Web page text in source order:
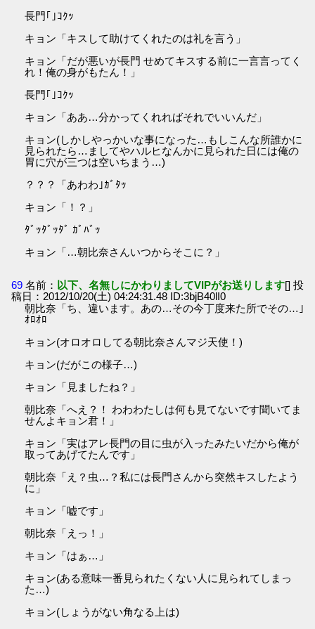
長門｢｣ｺｸｯ
キョン「キスして助けてくれたのは礼を言う」
キョン「だが悪いが長門 せめてキスする前に一言言ってく
れ！俺の身がもたん！」
長門｢｣ｺｸｯ
キョン「ああ…分かってくれればそれでいいんだ」
キョン(しかしやっかいな事になった…もしこんな所誰かに
見られたら…ましてやハルヒなんかに見られた日には俺の
胃に穴が三つは空いちまう…)
？？？「あわわ｣ｶﾞﾀｯ
キョン「！？」
ﾀﾞｯﾀﾞｯﾀﾞ ｶﾞﾊﾞｯ
キョン「…朝比奈さんいつからそこに？」
69 名前： 以下、名無しにかわりましてVIPがお送りします[] 投
稿日：2012/10/20(土) 04:24:31.48 ID:3bjB40lI0
朝比奈「ち、違います。あの…その今丁度来た所でその…｣
ｵﾛｵﾛ
キョン(オロオロしてる朝比奈さんマジ天使！)
キョン(だがこの様子…)
キョン「見ましたね？」
朝比奈「へえ？！ わわわたしは何も見てないです聞いてま
せんよキョン君！」
キョン「実はアレ長門の目に虫が入ったみたいだから俺が
取ってあげてたんです」
朝比奈「え？虫…？私には長門さんから突然キスしたよう
に」
キョン「嘘です」
朝比奈「えっ！」
キョン「はぁ…」
キョン(ある意味一番見られたくない人に見られてしまっ
た…)
キョン(しょうがない角なる上は)